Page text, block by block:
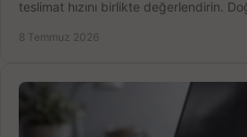
teslimat hızını birlikte değerlendirin.
8 Temmuz 2026